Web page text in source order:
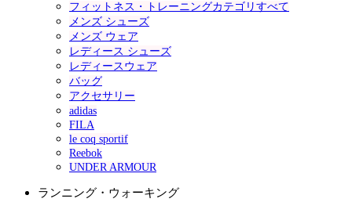
フィットネス・トレーニングカテゴリすべて
メンズ シューズ
メンズ ウェア
レディース シューズ
レディースウェア
バッグ
アクセサリー
adidas
FILA
le coq sportif
Reebok
UNDER ARMOUR
ランニング・ウォーキング